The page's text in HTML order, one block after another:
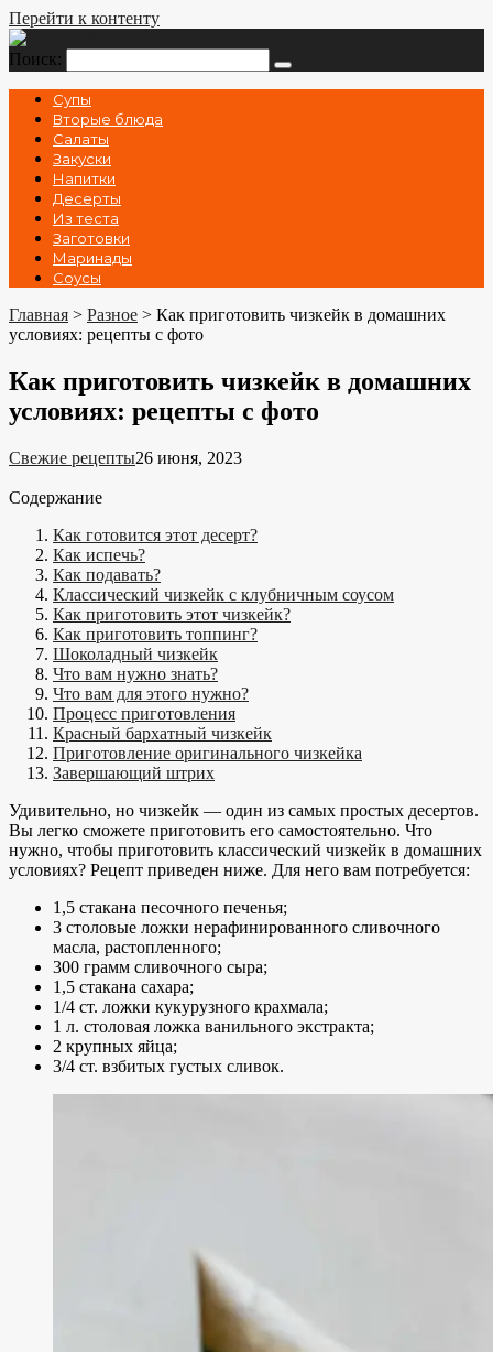
Перейти к контенту
Поиск:
Супы
Вторые блюда
Салаты
Закуски
Напитки
Десерты
Из теста
Заготовки
Маринады
Соусы
Главная > Разное > Как приготовить чизкейк в домашних
условиях: рецепты с фото
Как приготовить чизкейк в домашних
условиях: рецепты с фото
Свежие рецепты26 июня, 2023
Содержание
Как готовится этот десерт?
Как испечь?
Как подавать?
Классический чизкейк с клубничным соусом
Как приготовить этот чизкейк?
Как приготовить топпинг?
Шоколадный чизкейк
Что вам нужно знать?
Что вам для этого нужно?
Процесс приготовления
Красный бархатный чизкейк
Приготовление оригинального чизкейка
Завершающий штрих
Удивительно, но чизкейк — один из самых простых десертов.
Вы легко сможете приготовить его самостоятельно. Что
нужно, чтобы приготовить классический чизкейк в домашних
условиях? Рецепт приведен ниже. Для него вам потребуется:
1,5 стакана песочного печенья;
3 столовые ложки нерафинированного сливочного
масла, растопленного;
300 грамм сливочного сыра;
1,5 стакана сахара;
1/4 ст. ложки кукурузного крахмала;
1 л. столовая ложка ванильного экстракта;
2 крупных яйца;
3/4 ст. взбитых густых сливок.